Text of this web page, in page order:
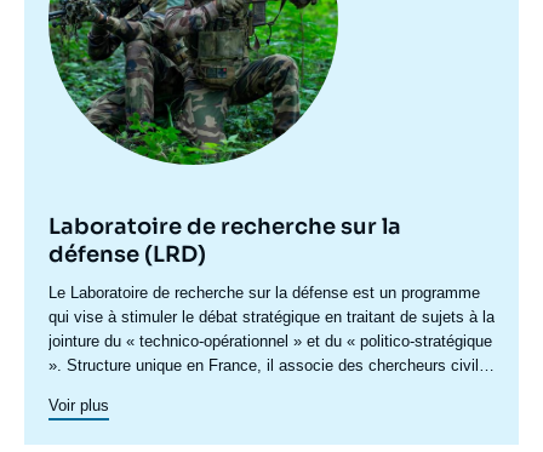
Laboratoire de recherche sur la
défense (LRD)
Accroche
centre
Le Laboratoire de recherche sur la défense est un programme
qui vise à stimuler le débat stratégique en traitant de sujets à la
jointure du « technico-opérationnel » et du « politico-stratégique
». Structure unique en France, il associe des chercheurs civils
pour produire des travaux portant sur les politiques de défense,
Voir plus